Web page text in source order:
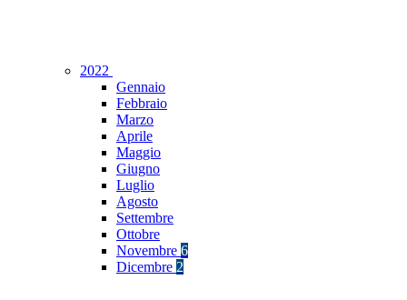
2022
Gennaio
Febbraio
Marzo
Aprile
Maggio
Giugno
Luglio
Agosto
Settembre
Ottobre
Novembre 6
Dicembre 2